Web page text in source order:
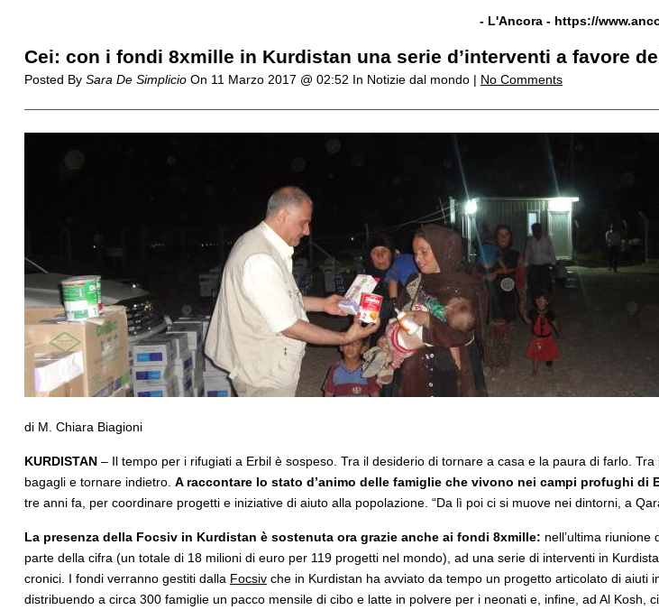
- L'Ancora - https://
Cei: con i fondi 8xmille in Kurdistan una serie d’interventi a favore
Posted By Sara De SimplicioOn 11 Marzo 2017 @ 02:52 In Notizie dal mondo | No Comments
di M. Chiara Biagioni
KURDISTAN– Il tempo per i rifugiati a Erbil è sospeso. Tra il desiderio di tornare a casa e la paura di farlo.
bagagli e tornare indietro. A raccontare lo stato d’animo delle famiglie che vivono nei campi profughi di
tre anni fa, per coordinare progetti e iniziative di aiuto alla popolazione. “Da lì poi ci si muove nei dintorni, a
La presenza della Focsiv in Kurdistan è sostenuta ora grazie anche ai fondi 8xmille: nell’ultima
parte della cifra (un totale di 18 milioni di euro per 119 progetti nel mondo), ad una serie di interventi in
cronici. I fondi verranno gestiti dalla Focsivche in Kurdistan ha avviato da tempo un progetto articolato di aiuti
distribuendo a circa 300 famiglie un pacco mensile di cibo e latte in polvere per i neonati e, infine, ad Al Kosh,